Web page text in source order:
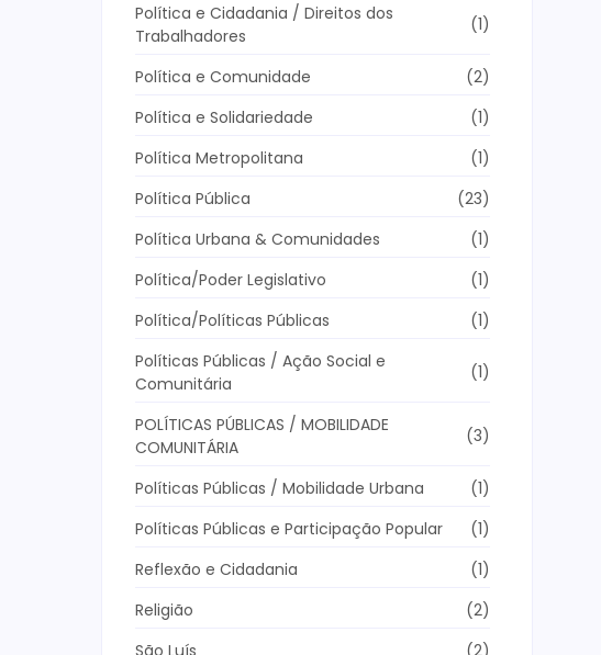
Política e Cidadania / Direitos dos
Trabalhadores
(1)
Política e Comunidade
(2)
Política e Solidariedade
(1)
Política Metropolitana
(1)
Política Pública
(23)
Política Urbana & Comunidades
(1)
Política/Poder Legislativo
(1)
Política/Políticas Públicas
(1)
Políticas Públicas / Ação Social e
Comunitária
(1)
POLÍTICAS PÚBLICAS / MOBILIDADE
COMUNITÁRIA
(3)
Políticas Públicas / Mobilidade Urbana
(1)
Políticas Públicas e Participação Popular
(1)
Reflexão e Cidadania
(1)
Religião
(2)
São Luís
(2)